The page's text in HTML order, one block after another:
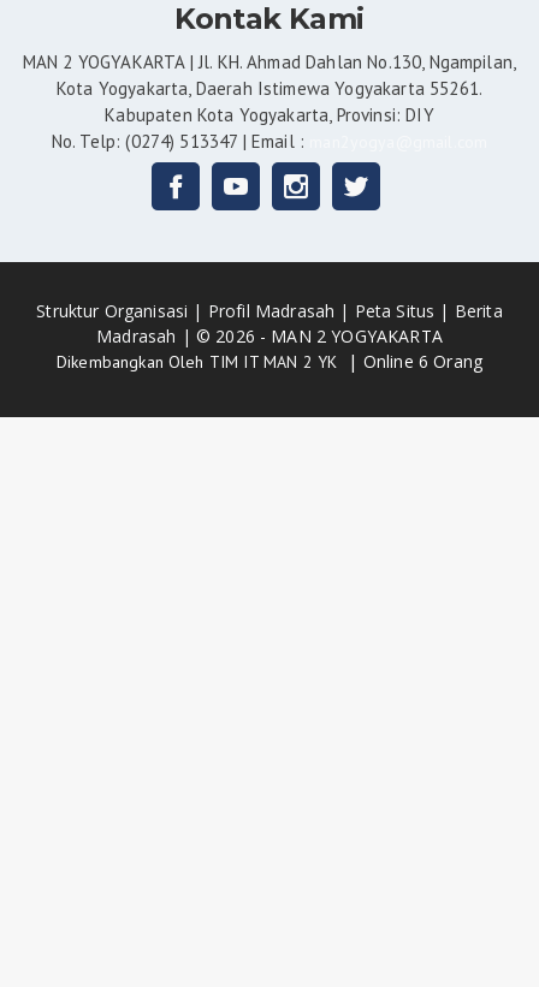
Kontak Kami
MAN 2 YOGYAKARTA | Jl. KH. Ahmad Dahlan No.130, Ngampilan,
Kota Yogyakarta, Daerah Istimewa Yogyakarta 55261.
Kabupaten Kota Yogyakarta, Provinsi: DIY
No. Telp: (0274) 513347 | Email :
Struktur Organisasi | Profil Madrasah | Peta Situs | Berita
Madrasah | © 2026 - MAN 2 YOGYAKARTA
Dikembangkan Oleh TIM IT MAN 2 YK | Online 6 Orang